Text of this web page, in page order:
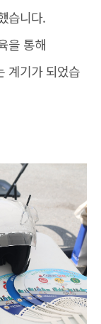
습니다.
을 통해
계기가 되었습